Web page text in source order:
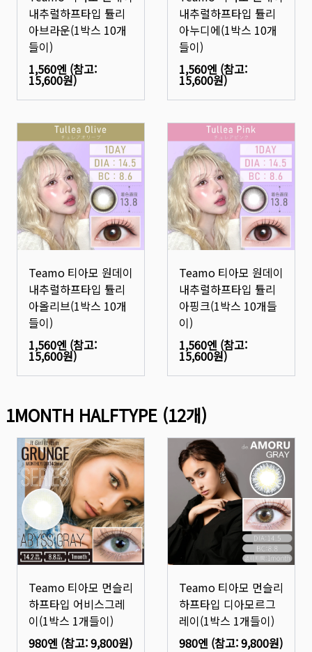
내추럴하프타입 튤리
아브라운(1박스 10개
들이)
1,560엔 (참고:
15,600원)
내추럴하프타입 튤리
아누디에(1박스 10개
들이)
1,560엔 (참고:
15,600원)
Teamo 티아모 원데이
내추럴하프타입 튤리
아올리브(1박스 10개
들이)
1,560엔 (참고:
15,600원)
Teamo 티아모 원데이
내추럴하프타입 튤리
아핑크(1박스 10개들
이)
1,560엔 (참고:
15,600원)
1MONTH HALFTYPE (12개)
Teamo 티아모 먼슬리
하프타입 어비스그레
이(1박스 1개들이)
980엔 (참고:9,800원)
Teamo 티아모 먼슬리
하프타입 디아모르그
레이(1박스 1개들이)
980엔 (참고:9,800원)